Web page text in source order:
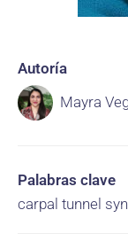
Autoría
Mayra
Palabras clave
carpal tunnel